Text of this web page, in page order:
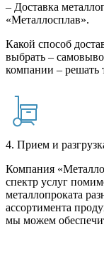
– Доставка
«Металлосплав».
Какой способ
выбрать –
компании – решать
4. Прием и
Компания
спектр услуг
металлопроката
ассортимента
мы можем